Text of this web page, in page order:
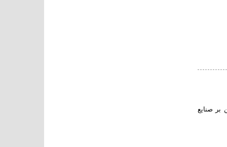
صنایع